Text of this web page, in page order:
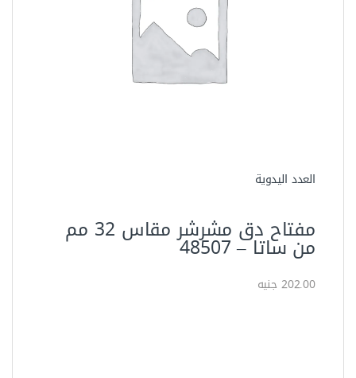
العدد اليدوية
مفتاح دق مشرشر مقاس 32 مم
من ساتا – 48507‏
202.00 جنيه